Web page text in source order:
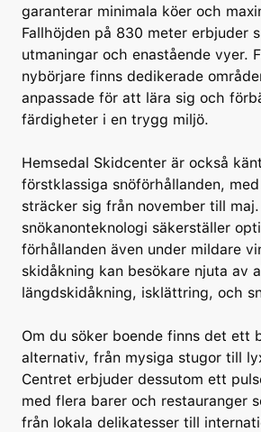
garanterar minimala köer och
Fallhöjden på 830 meter erbjuder
utmaningar och enastående vyer.
nybörjare finns dedikerade
anpassade för att lära sig och
färdigheter i en trygg miljö.
Hemsedal Skidcenter är också
förstklassiga snöförhållanden,
sträcker sig från november till
snökanonteknologi säkerställer
förhållanden även under mildare
skidåkning kan besökare njuta av
längdskidåkning, isklättring, och
Om du söker boende finns det ett
alternativ, från mysiga stugor till
Centret erbjuder dessutom ett
med flera barer och restauranger
från lokala delikatesser till